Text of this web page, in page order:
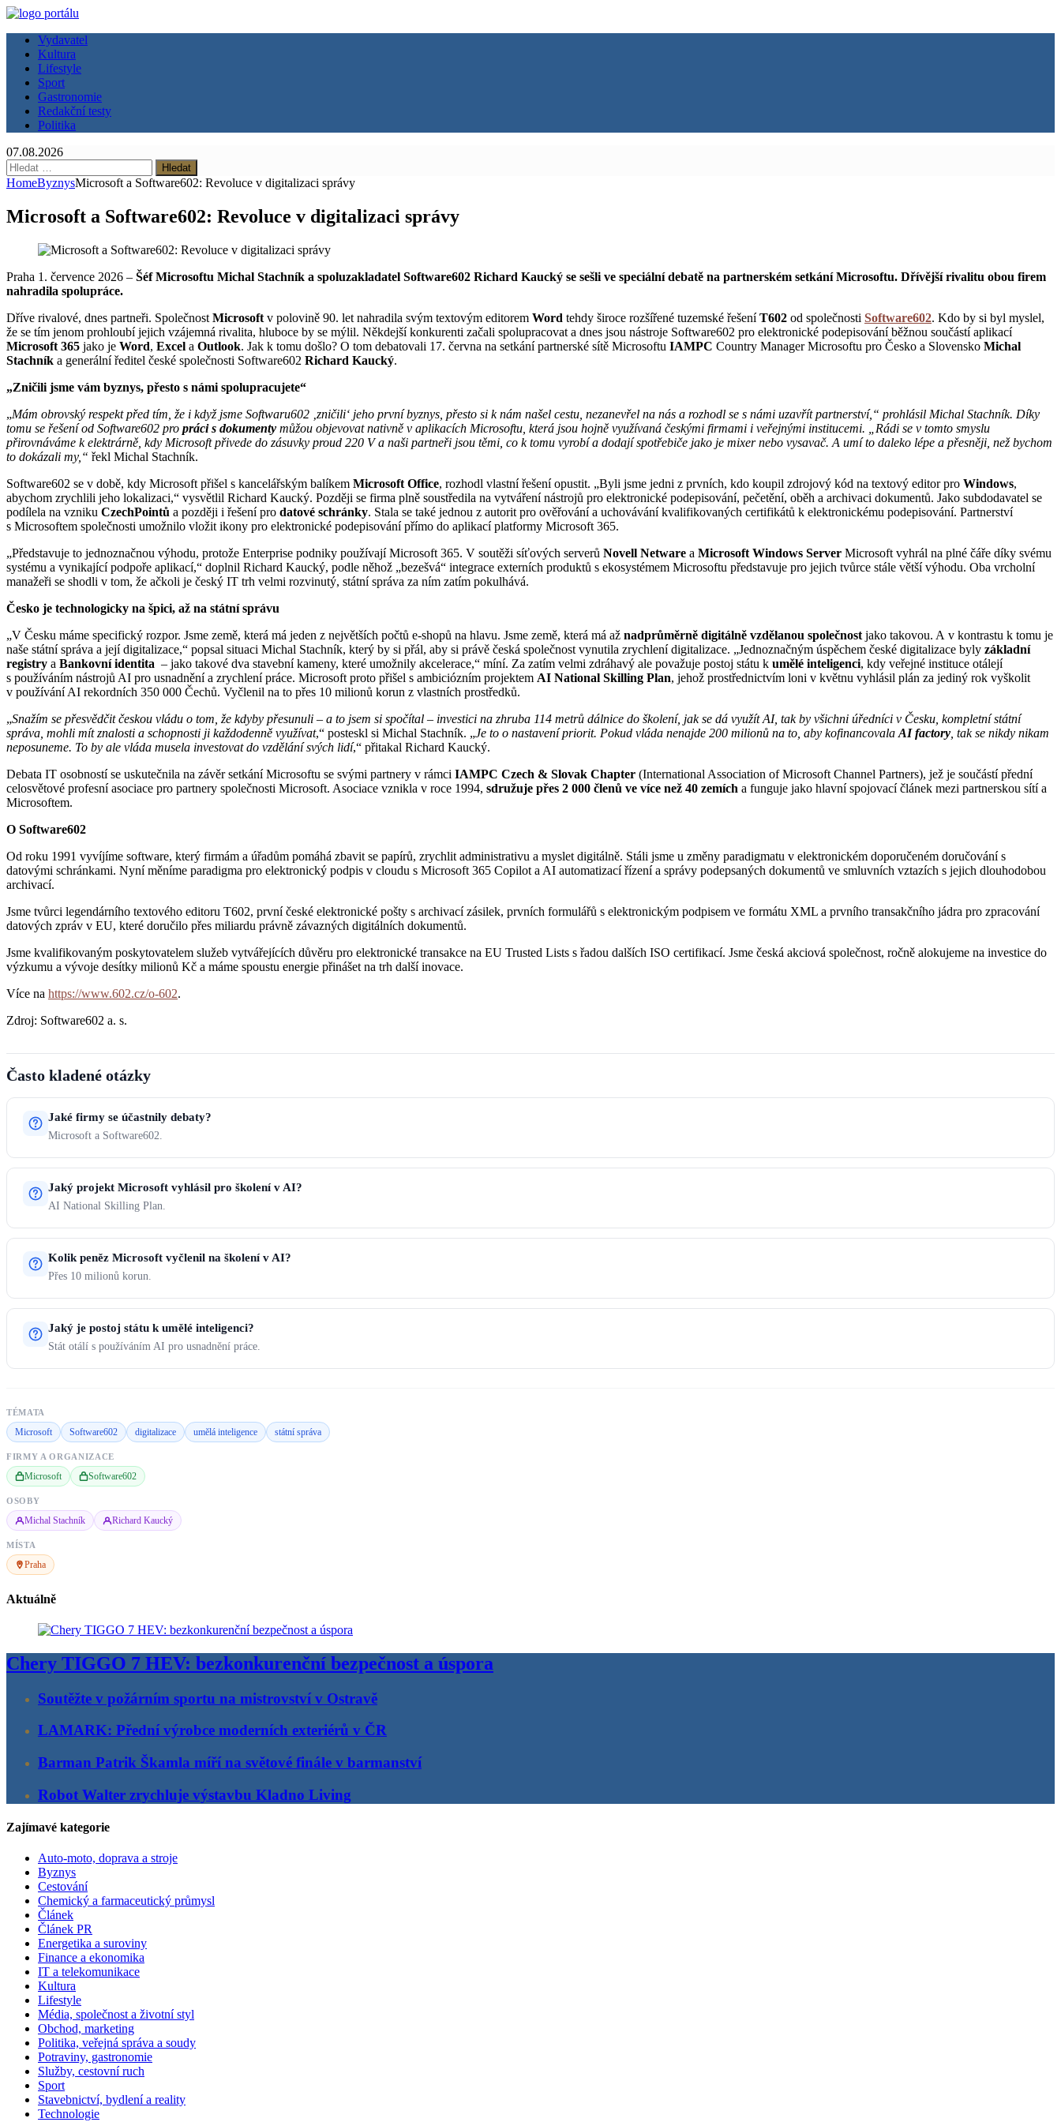
Vydavatel
Kultura
Lifestyle
Sport
Gastronomie
Redakční testy
Politika
07.08.2026
Vyhledávání
HomeByznysMicrosoft a Software602: Revoluce v digitalizaci správy
Microsoft a Software602: Revoluce v digitalizaci správy
Praha 1. července 2026 – Šéf Microsoftu Michal Stachník a spoluzakladatel Software602 Richard Kaucký se sešli ve speciální debatě na partnerském setkání Microsoftu. Dřívější rivalitu obou firem
nahradila spolupráce.
Dříve rivalové, dnes partneři. Společnost Microsoft v polovině 90. let nahradila svým textovým editorem Word tehdy široce rozšířené tuzemské řešeníT602 od společnosti Software602. Kdo by si byl myslel,
že se tím jenom prohloubí jejich vzájemná rivalita, hluboce by se mýlil. Někdejší konkurenti začali spolupracovat a dnes jsou nástroje Software602 pro elektronické podepisování běžnou součástí aplikací
Microsoft 365 jako je Word, Excel a Outlook. Jak k tomu došlo? O tom debatovali 17. června na setkání partnerské sítě Microsoftu IAMPC Country Manager Microsoftu pro Česko a Slovensko Michal
Stachník a generální ředitel české společnosti Software602 Richard Kaucký.
„Zničili jsme vám byznys, přesto s námi spolupracujete“
„Mám obrovský respekt před tím, že i když jsme Softwaru602 ‚zničili‘ jeho první byznys, přesto si k nám našel cestu, nezanevřel na nás a rozhodl se s námi uzavřít partnerství,“ prohlásil Michal Stachník. Díky
tomu se řešení od Software602 pro práci s dokumenty můžou objevovat nativně v aplikacích Microsoftu, která jsou hojně využívaná českými firmami i veřejnými institucemi. „Rádi se v tomto smyslu
přirovnáváme k elektrárně, kdy Microsoft přivede do zásuvky proud 220 V a naši partneři jsou těmi, co k tomu vyrobí a dodají spotřebiče jako je mixer nebo vysavač. A umí to daleko lépe a přesněji, než bychom
to dokázali my,“ řekl Michal Stachník.
Software602 se v době, kdy Microsoft přišel s kancelářským balíkem Microsoft Office, rozhodl vlastní řešení opustit. „Byli jsme jedni z prvních, kdo koupil zdrojový kód na textový editor pro Windows,
abychom zrychlili jeho lokalizaci,“ vysvětlil Richard Kaucký. Později se firma plně soustředila na vytváření nástrojů pro elektronické podepisování, pečetění, oběh a archivaci dokumentů. Jako subdodavatel se
podílela na vzniku CzechPointů a později i řešení pro datové schránky. Stala se také jednou z autorit pro ověřování a uchovávání kvalifikovaných certifikátů k elektronickému podepisování. Partnerství
s Microsoftem společnosti umožnilo vložit ikony pro elektronické podepisování přímo do aplikací platformy Microsoft 365.
„Představuje to jednoznačnou výhodu, protože Enterprise podniky používají Microsoft 365. V soutěži síťových serverů Novell Netware a Microsoft Windows Server Microsoft vyhrál na plné čáře díky svému
systému a vynikající podpoře aplikací,“ doplnil Richard Kaucký, podle něhož „bezešvá“ integrace externích produktů s ekosystémem Microsoftu představuje pro jejich tvůrce stále větší výhodu. Oba vrcholní
manažeři se shodli v tom, že ačkoli je český IT trh velmi rozvinutý, státní správa za ním zatím pokulhává.
Česko je technologicky na špici, až na státní správu
„V Česku máme specifický rozpor. Jsme země, která má jeden z největších počtů e-shopů na hlavu. Jsme země, která má až nadprůměrně digitálně vzdělanou společnost jako takovou. A v kontrastu k tomu je
naše státní správa a její digitalizace,“ popsal situaci Michal Stachník, který by si přál, aby si právě česká společnost vynutila zrychlení digitalizace. „Jednoznačným úspěchem české digitalizace byly základní
registry a Bankovní identita – jako takové dva stavební kameny, které umožnily akcelerace,“ míní. Za zatím velmi zdráhavý ale považuje postoj státu k umělé inteligenci, kdy veřejné instituce otálejí
s používáním nástrojů AI pro usnadnění a zrychlení práce. Microsoft proto přišel s ambiciózním projektem AI National Skilling Plan, jehož prostřednictvím loni v květnu vyhlásil plán za jediný rok vyškolit
v používání AI rekordních 350 000 Čechů. Vyčlenil na to přes 10 milionů korun z vlastních prostředků.
„Snažím se přesvědčit českou vládu o tom, že kdyby přesunuli – a to jsem si spočítal – investici na zhruba 114 metrů dálnice do školení, jak se dá využít AI, tak by všichni úředníci v Česku, kompletní státní
správa, mohli mít znalosti a schopnosti ji každodenně využívat,“ posteskl si Michal Stachník. „Je to o nastavení priorit. Pokud vláda nenajde 200 milionů na to, aby kofinancovala AI factory , tak se nikdy nikam
neposuneme. To by ale vláda musela investovat do vzdělání svých lidí,“ přitakal Richard Kaucký.
Debata IT osobností se uskutečnila na závěr setkání Microsoftu se svými partnery v rámci IAMPC Czech & Slovak Chapter (International Association of Microsoft Channel Partners), jež je součástí přední
celosvětové profesní asociace pro partnery společnosti Microsoft. Asociace vznikla v roce 1994, sdružuje přes 2 000 členů ve více než 40 zemích a funguje jako hlavní spojovací článek mezi partnerskou sítí a
Microsoftem.
O Software602
Od roku 1991 vyvíjíme software, který firmám a úřadům pomáhá zbavit se papírů, zrychlit administrativu a myslet digitálně. Stáli jsme u změny paradigmatu v elektronickém doporučeném doručování s
datovými schránkami. Nyní měníme paradigma pro elektronický podpis v cloudu s Microsoft 365 Copilot a AI automatizací řízení a správy podepsaných dokumentů ve smluvních vztazích s jejich dlouhodobou
archivací.
Jsme tvůrci legendárního textového editoru T602, první české elektronické pošty s archivací zásilek, prvních formulářů s elektronickým podpisem ve formátu XML a prvního transakčního jádra pro zpracování
datových zpráv v EU, které doručilo přes miliardu právně závazných digitálních dokumentů.
Jsme kvalifikovaným poskytovatelem služeb vytvářejících důvěru pro elektronické transakce na EU Trusted Lists s řadou dalších ISO certifikací. Jsme česká akciová společnost, ročně alokujeme na investice do
výzkumu a vývoje desítky milionů Kč a máme spoustu energie přinášet na trh další inovace.
Více na https://www.602.cz/o-602.
Zdroj: Software602 a. s.
Často kladené otázky
Jaké firmy se účastnily debaty?
Microsoft a Software602.
Jaký projekt Microsoft vyhlásil pro školení v AI?
AI National Skilling Plan.
Kolik peněz Microsoft vyčlenil na školení v AI?
Přes 10 milionů korun.
Jaký je postoj státu k umělé inteligenci?
Stát otálí s používáním AI pro usnadnění práce.
TÉMATA
Microsoft Software602 digitalizace umělá inteligence státní správa
FIRMY A ORGANIZACE
Microsoft Software602
OSOBY
Michal Stachník Richard Kaucký
MÍSTA
Praha
Aktuálně
Chery TIGGO 7 HEV: bezkonkurenční bezpečnost a úspora
Soutěžte v požárním sportu na mistrovství v Ostravě
LAMARK: Přední výrobce moderních exteriérů v ČR
Barman Patrik Škamla míří na světové finále v barmanství
Robot Walter zrychluje výstavbu Kladno Living
Zajímavé kategorie
Auto-moto, doprava a stroje
Byznys
Cestování
Chemický a farmaceutický průmysl
Článek
Článek PR
Energetika a suroviny
Finance a ekonomika
IT a telekomunikace
Kultura
Lifestyle
Média, společnost a životní styl
Obchod, marketing
Politika, veřejná správa a soudy
Potraviny, gastronomie
Služby, cestovní ruch
Sport
Stavebnictví, bydlení a reality
Technologie